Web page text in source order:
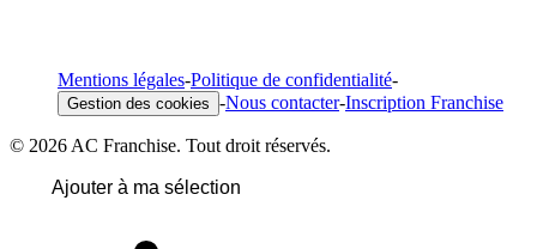
Mentions légales-Politique de confidentialité-
Gestion des cookies -Nous contacter-Inscription Franchise
© 2026 AC Franchise. Tout droit réservés.
Ajouter à ma sélection